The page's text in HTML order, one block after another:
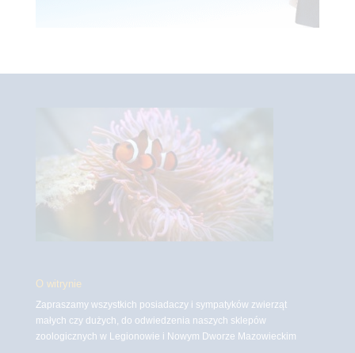
O witrynie
Zapraszamy wszystkich posiadaczy i sympatyków zwierząt
małych czy dużych, do odwiedzenia naszych sklepów
zoologicznych w Legionowie i Nowym Dworze Mazowieckim